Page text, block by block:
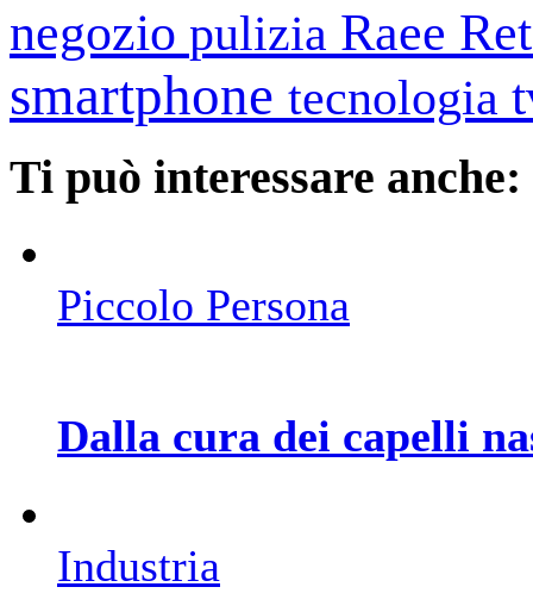
negozio pulizia Raee
smartphone tecnologia
Ti può interessare anche:
Piccolo Persona
Dalla cura dei capelli
Industria